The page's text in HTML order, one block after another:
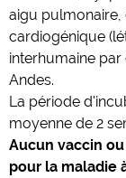
aigu pulmonaire,
cardiogénique
interhumaine
Andes.
La période
moyenne de 2
Aucun vaccin
pour la maladie